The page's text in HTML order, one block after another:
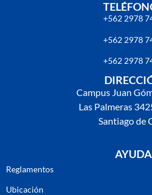
+562 2978
+562 2978
+562 2978
Campus Juan
Las Palmeras
Santiago de
AYUDA
Reglamentos
Ubicación